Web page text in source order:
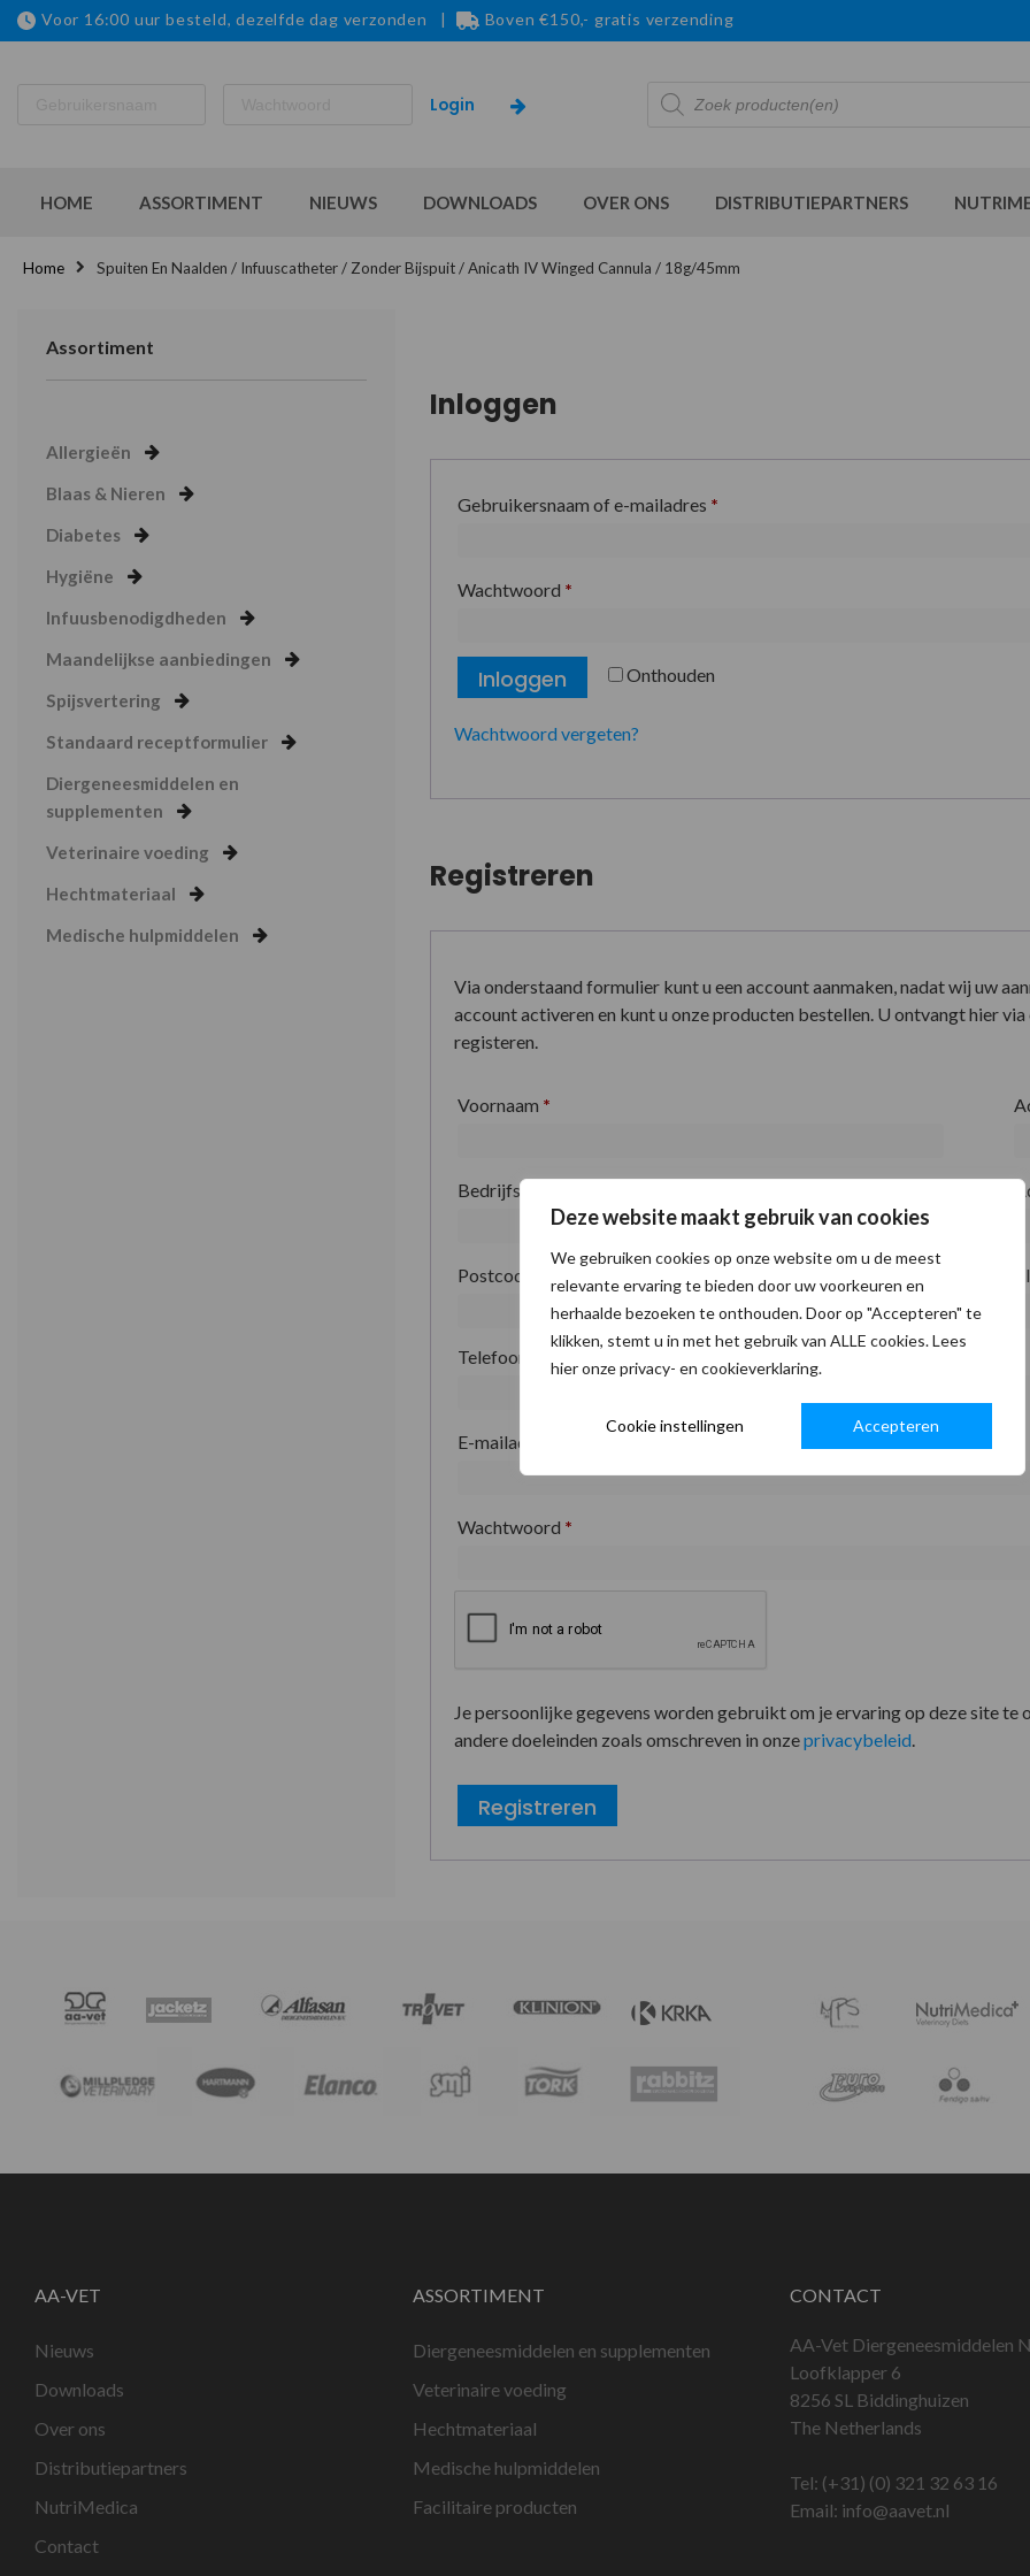
Deze website maakt gebruik van cookies
We gebruiken cookies op onze website om u de meest
relevante ervaring te bieden door uw voorkeuren en
herhaalde bezoeken te onthouden. Door op "Accepteren" te
klikken, stemt u in met het gebruik van ALLE cookies. Lees
hier onze privacy- en cookieverklaring.
Cookie instellingen Accepteren
Voor 16:00 uur besteld, dezelfde dag verzonden | Boven €150,- gratis verzending
Producten
zoeken
HOME ASSORTIMENT NIEUWS DOWNLOADS OVER ONS DISTRIBUTIEPARTNERS
Home Spuiten En Naalden / Infuuscatheter / Zonder Bijspuit / Anicath IV Winged Cannula / 18g/45mm
Assortiment
Allergieën
Blaas & Nieren
Diabetes
Hygiëne
Infuusbenodigdheden
Maandelijkse aanbiedingen
Spijsvertering
Standaard receptformulier
Diergeneesmiddelen en
supplementen
Veterinaire voeding
Hechtmateriaal
Medische hulpmiddelen
Inloggen
Gebruikersnaam of e-mailadres *
Wachtwoord *
Onthouden
Inloggen
Wachtwoord vergeten?
Registreren
Via onderstaand formulier kunt u een account aanmaken, nadat wij uw
account activeren en kunt u onze producten bestellen. U ontvangt hier
registeren.
Voornaam *
Bedrijfsnaam
Postcode
Telefoon
E-mailadres
Wachtwoord *
Je persoonlijke gegevens worden gebruikt om je ervaring op deze site
andere doeleinden zoals omschreven in onzeprivacybeleid
Registreren
AA-VET
Nieuws
Downloads
Over ons
Distributiepartners
NutriMedica
Contact
ASSORTIMENT
Diergeneesmiddelen en supplementen
Veterinaire voeding
Hechtmateriaal
Medische hulpmiddelen
Facilitaire producten
CONTACT
AA-Vet Diergeneesmiddelen
Loofklapper 6
8256 SL Biddinghuizen
The Netherlands
Tel: (+31) (0) 321 32 63 16
Email: info@aavet.nl